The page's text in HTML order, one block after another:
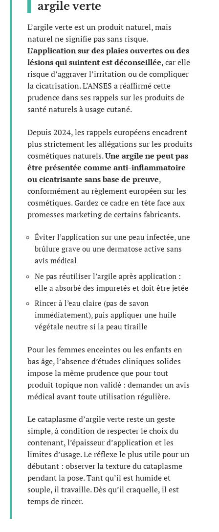
argile verte
L’argile verte est un produit naturel, mais
naturel ne signifie pas sans risque.
L’application sur des plaies ouvertes ou des
lésions qui suintent est déconseillée, car elle
risque d’aggraver l’irritation ou de compliquer
la cicatrisation. L’ANSES a réaffirmé cette
prudence dans ses rappels sur les produits de
santé naturels à usage cutané.
Depuis 2024, les rappels européens encadrent
plus strictement les allégations sur les produits
cosmétiques naturels.Une argile ne peut pas
être présentée comme anti-inflammatoire
ou cicatrisante sans base de preuve,
conformément au règlement européen sur les
cosmétiques. Gardez ce cadre en tête face aux
promesses marketing de certains fabricants.
Éviter l’application sur une peau infectée, une
brûlure grave ou une dermatose active sans
avis médical
Ne pas réutiliser l’argile après application :
elle a absorbé des impuretés et doit être jetée
Rincer à l’eau claire (pas de savon
immédiatement), puis appliquer une huile
végétale neutre si la peau tiraille
Pour les femmes enceintes ou les enfants en
bas âge, l’absence d’études cliniques solides
impose la même prudence que pour tout
produit topique non validé : demander un avis
médical avant toute utilisation régulière.
Le cataplasme d’argile verte reste un geste
simple, à condition de respecter le choix du
contenant, l’épaisseur d’application et les
limites d’usage. Le réflexe le plus utile pour un
débutant : observer la texture du cataplasme
pendant la pose. Tant qu’il est humide et
souple, il travaille. Dès qu’il craquelle, il est
temps de rincer.